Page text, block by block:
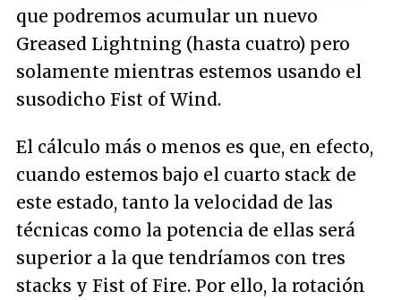
que podremos acumular un nuevo
Greased Lightning (hasta cuatro) pero
solamente mientras estemos usando el
susodicho Fist of Wind.
El cálculo más o menos es que, en efecto,
cuando estemos bajo el cuarto stack de
este estado, tanto la velocidad de las
técnicas como la potencia de ellas será
superior a la que tendríamos con tres
stacks y Fist of Fire. Por ello, la rotación